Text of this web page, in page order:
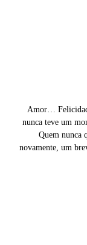
Amor…
nunca teve um
Quem nunca
novamente, um